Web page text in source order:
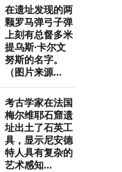
在遗址发现的两
颗罗马弹弓子弹
上刻有总督多米
提乌斯·卡尔文
努斯的名字。
（图片来源...
考古学家在法国
梅尔维耶石窟遗
址出土了石英工
具，显示尼安德
特人具有复杂的
艺术感知...